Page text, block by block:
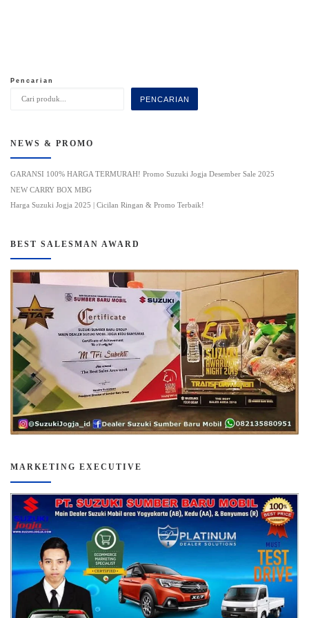
Pencarian
PENCARIAN
NEWS & PROMO
GARANSI 100% HARGA TERMURAH! Promo Suzuki Jogja Desember Sale 2025
NEW CARRY BOX MBG
Harga Suzuki Jogja 2025 | Cicilan Ringan & Promo Terbaik!
BEST SALESMAN AWARD
MARKETING EXECUTIVE